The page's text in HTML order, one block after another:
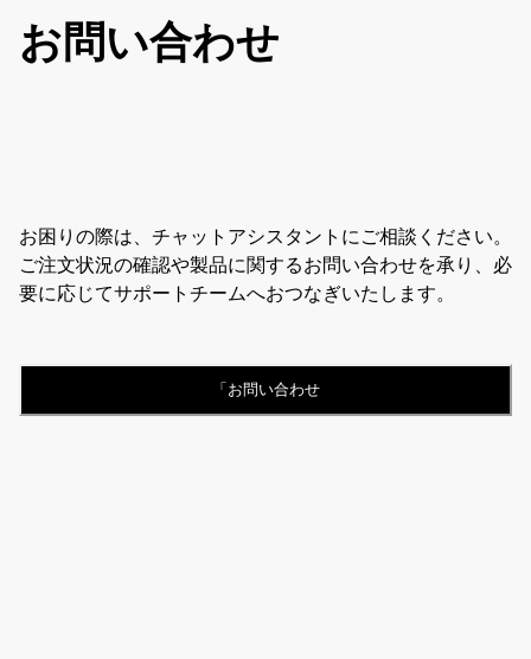
お問い合わせ
お困りの際は、チャットアシスタントにご相談ください。
ご注文状況の確認や製品に関するお問い合わせを承り、必
要に応じてサポートチームへおつなぎいたします。
「お問い合わせ